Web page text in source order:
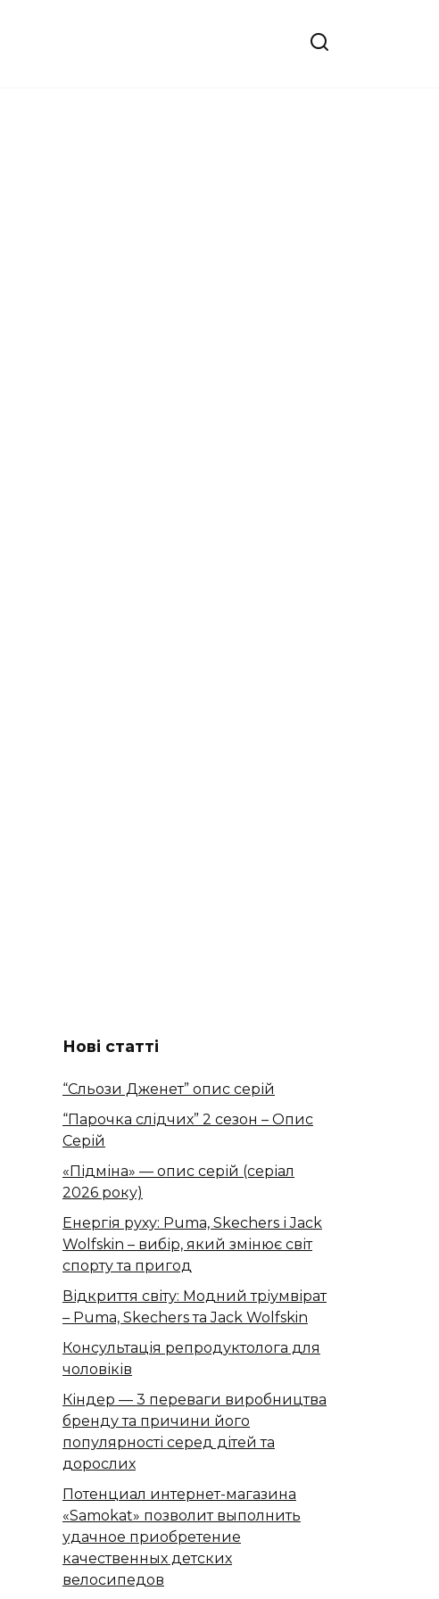
Нові статті
“Сльози Дженет” опис серій
“Парочка слідчих” 2 сезон – Опис
Серій
«Підміна» — опис серій (серіал
2026 року)
Енергія руху: Puma, Skechers і Jack
Wolfskin – вибір, який змінює світ
спорту та пригод
Відкриття світу: Модний тріумвірат
– Puma, Skechers та Jack Wolfskin
Консультація репродуктолога для
чоловіків
Кіндер — 3 переваги виробництва
бренду та причини його
популярності серед дітей та
дорослих
Потенциал интернет-магазина
«Samokat» позволит выполнить
удачное приобретение
качественных детских
велосипедов